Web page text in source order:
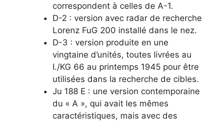
correspondent à celles de A-1.
D-2 : version avec radar de recherche
Lorenz FuG 200 installé dans le nez.
D-3 : version produite en une
vingtaine d’unités, toutes livrées au
I./KG 66 au printemps 1945 pour être
utilisées dans la recherche de cibles.
Ju 188 E : une version contemporaine
du « A », qui avait les mêmes
caractéristiques, mais avec des